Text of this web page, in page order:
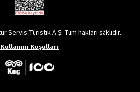
Servis Turistik A.Ş. Tüm hakları saklıdır.
Kullanım Koşulları